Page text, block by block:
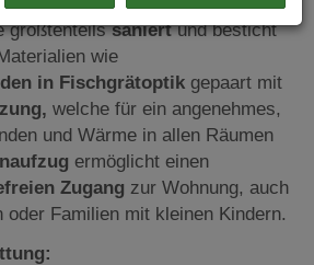
größtenteilssaniertund besticht
wie
in Fischgrätoptik gepaart mit
welche für ein angenehmes,
und Wärme in allen Räumen
ermöglicht einen
Zugang zur Wohnung, auch
oder Familien mit kleinen Kindern.